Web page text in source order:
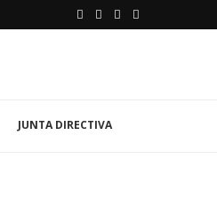
JUNTA DIRECTIVA